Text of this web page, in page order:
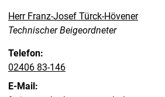
Herr Franz-Josef Türck-Hövener
Position:
Technischer Beigeordneter
Telefon:
02406 83-146
E-Mail: